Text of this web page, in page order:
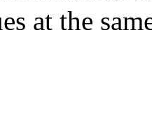
at the